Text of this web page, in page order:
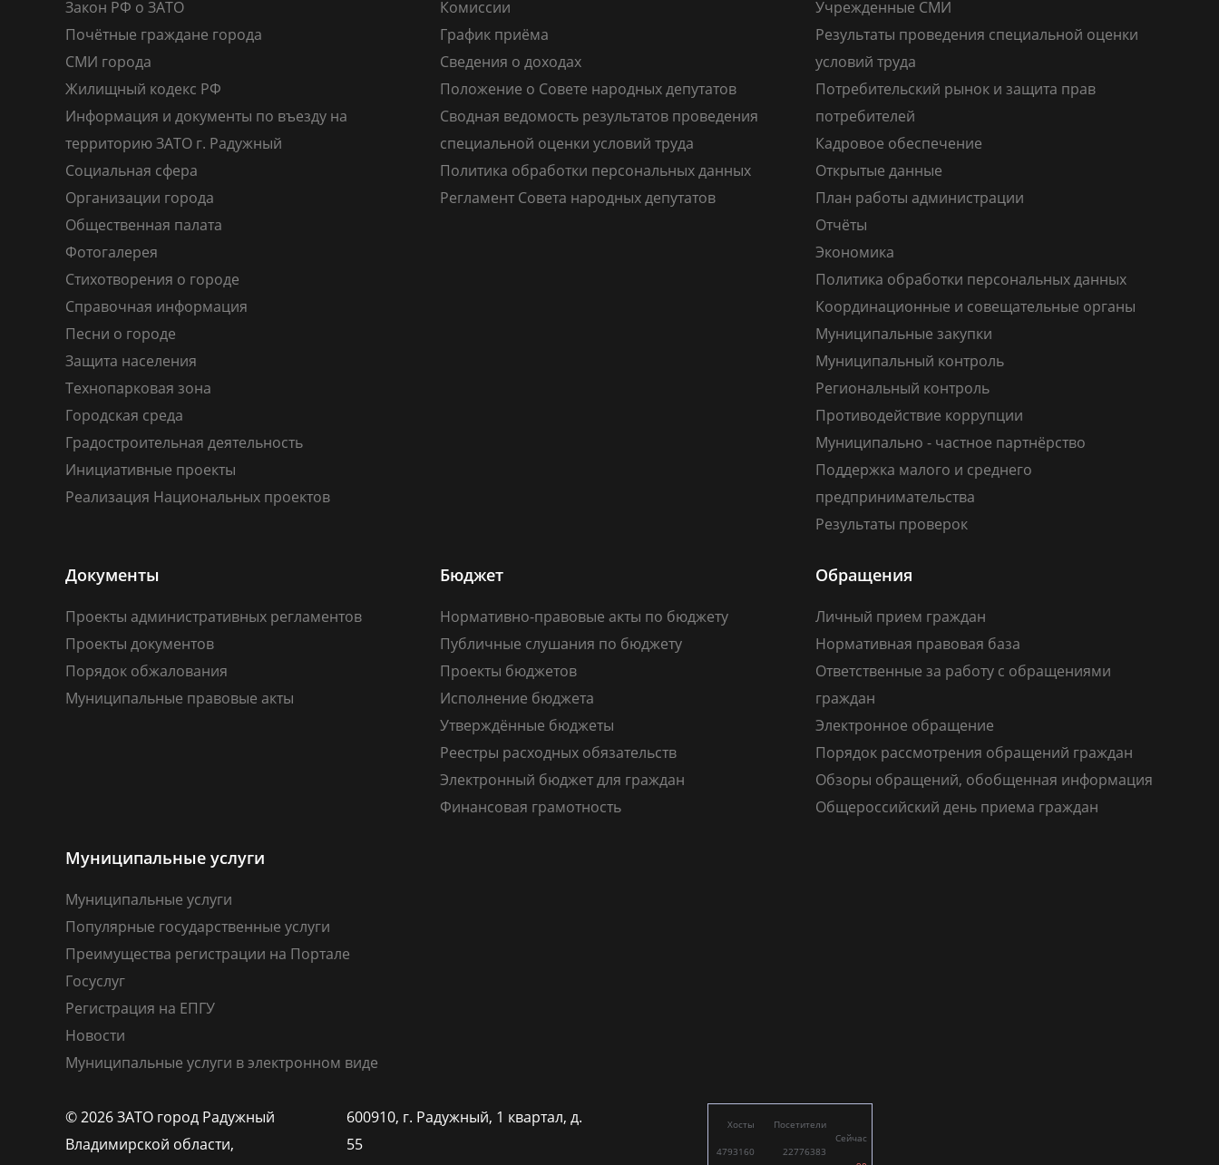
Закон РФ о ЗАТО
Почётные граждане города
СМИ города
Жилищный кодекс РФ
Информация и документы по въезду на
территорию ЗАТО г. Радужный
Социальная сфера
Организации города
Общественная палата
Фотогалерея
Стихотворения о городе
Справочная информация
Песни о городе
Защита населения
Технопарковая зона
Городская среда
Градостроительная деятельность
Инициативные проекты
Реализация Национальных проектов
Комиссии
График приёма
Сведения о доходах
Положение о Совете народных депутатов
Сводная ведомость результатов проведения
специальной оценки условий труда
Политика обработки персональных данных
Регламент Совета народных депутатов
Учрежденные СМИ
Результаты проведения специальной оценки
условий труда
Потребительский рынок и защита прав
потребителей
Кадровое обеспечение
Открытые данные
План работы администрации
Отчёты
Экономика
Политика обработки персональных данных
Координационные и совещательные органы
Муниципальные закупки
Муниципальный контроль
Региональный контроль
Противодействие коррупции
Муниципально - частное партнёрство
Поддержка малого и среднего
предпринимательства
Результаты проверок
Документы
Проекты административных регламентов
Проекты документов
Порядок обжалования
Муниципальные правовые акты
Бюджет
Нормативно-правовые акты по бюджету
Публичные слушания по бюджету
Проекты бюджетов
Исполнение бюджета
Утверждённые бюджеты
Реестры расходных обязательств
Электронный бюджет для граждан
Финансовая грамотность
Обращения
Личный прием граждан
Нормативная правовая база
Ответственные за работу с обращениями
граждан
Электронное обращение
Порядок рассмотрения обращений граждан
Обзоры обращений, обобщенная информация
Общероссийский день приема граждан
Муниципальные услуги
Муниципальные услуги
Популярные государственные услуги
Преимущества регистрации на Портале
Госуслуг
Регистрация на ЕПГУ
Новости
Муниципальные услуги в электронном виде
© 2026 ЗАТО город Радужный
Владимирской области,
600910, г. Радужный, 1 квартал, д.
55
Хосты
4793160
Посетители
22776383
Сейчас